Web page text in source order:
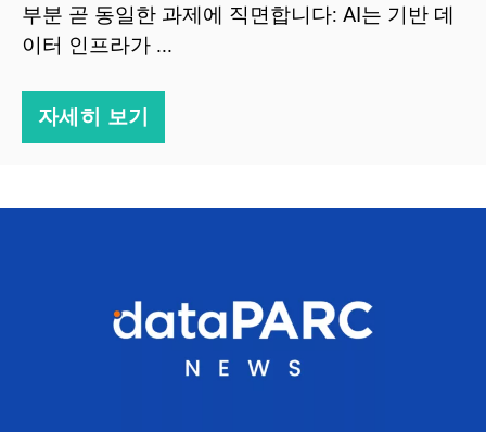
부분 곧 동일한 과제에 직면합니다: AI는 기반 데
이터 인프라가 ...
자세히 보기